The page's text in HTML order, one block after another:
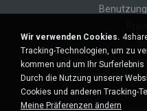
Meine
Meine persönlichen
Wir verwenden Cookies.
Tracking-Technologien, um zu
kommen und um Ihr
Durch die Nutzung unserer
Cookies und anderen Tracking-
Meine Präferenzen ändern